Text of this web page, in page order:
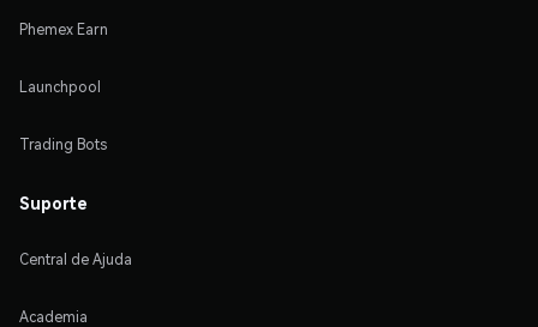
Phemex Earn
Launchpool
Trading Bots
Suporte
Central de Ajuda
Academia